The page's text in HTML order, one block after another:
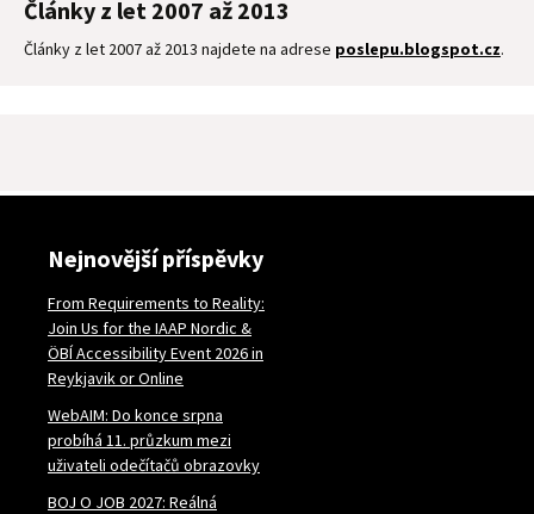
Články z let 2007 až 2013
Články z let 2007 až 2013 najdete na adrese poslepu.blogspot.cz.
Nejnovější příspěvky
From Requirements to Reality:
Join Us for the IAAP Nordic &
ÖBÍ Accessibility Event 2026 in
Reykjavik or Online
WebAIM: Do konce srpna
probíhá 11. průzkum mezi
uživateli odečítačů obrazovky
BOJ O JOB 2027: Reálná